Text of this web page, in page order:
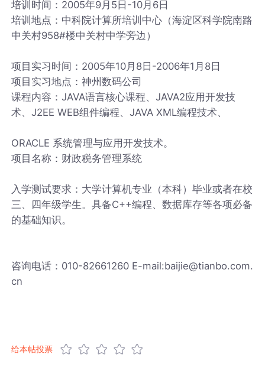
培训时间：2005年9月5日-10月6日
培训地点：中科院计算所培训中心（海淀区科学院南路
中关村958#楼中关村中学旁边）
项目实习时间：2005年10月8日-2006年1月8日
项目实习地点：神州数码公司
课程内容：JAVA语言核心课程、JAVA2应用开发技
术、J2EE WEB组件编程、JAVA XML编程技术、
ORACLE 系统管理与应用开发技术。
项目名称：财政税务管理系统
入学测试要求：大学计算机专业（本科）毕业或者在校
三、四年级学生。具备C++编程、数据库存等各项必备
的基础知识。
咨询电话：010-82661260 E-mail:baijie@tianbo.com.
cn
给本帖投票